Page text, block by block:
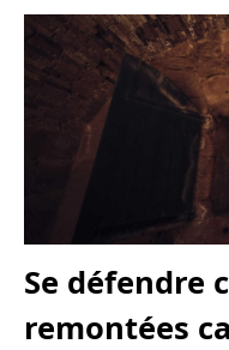
Se défendre
remontées